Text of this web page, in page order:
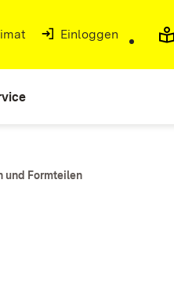
(Öffnet in neuem Fenster)
Einloggen
und Formteilen